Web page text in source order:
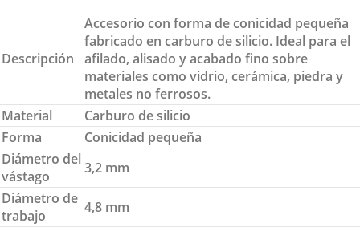
Descripción
Accesorio con forma de conicidad pequeña
fabricado en carburo de silicio. Ideal para el
afilado, alisado y acabado fino sobre
materiales como vidrio, cerámica, piedra y
metales no ferrosos.
Material
Carburo de silicio
Forma
Conicidad pequeña
Diámetro del
vástago
3,2 mm
Diámetro de
trabajo
4,8 mm